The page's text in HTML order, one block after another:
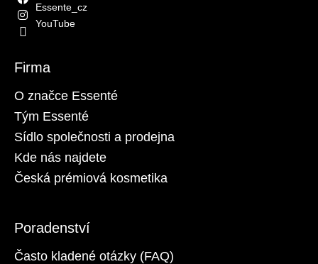
e
m
ESSENTÉ
AKTIVNÍ
BOOSTER
PŘI
AKNÉ
ML
32
Kč
Essente_cz
YouTube
Firma
O značce Essenté
Tým Essenté
Sídlo společnosti a prodejna
Kde nás najdete
Česká prémiová kosmetika
Poradenství
Často kladené otázky (FAQ)